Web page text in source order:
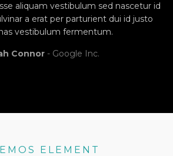
aliquam vestibulum sed nascetur id
a erat per parturient dui id justo
vestibulum fermentum.
Connor Google Inc.
ELEMENT